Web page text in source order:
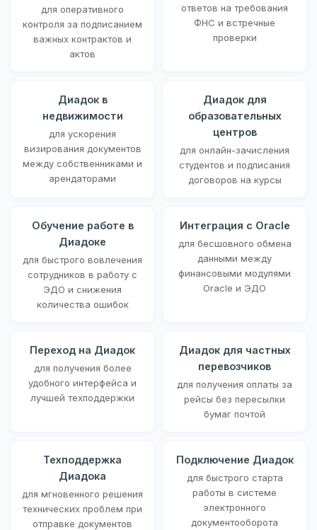
для оперативного
контроля за подписанием
важных контрактов и
актов
ответов на требования
ФНС и встречные
проверки
Диадок в
недвижимости
для ускорения
визирования документов
между собственниками и
арендаторами
Диадок для
образовательных
центров
для онлайн-зачисления
студентов и подписания
договоров на курсы
Обучение работе в
Диадоке
для быстрого вовлечения
сотрудников в работу с
ЭДО и снижения
количества ошибок
Интеграция с Oracle
для бесшовного обмена
данными между
финансовыми модулями
Oracle и ЭДО
Переход на Диадок
для получения более
удобного интерфейса и
лучшей техподдержки
Диадок для частных
перевозчиков
для получения оплаты за
рейсы без пересылки
бумаг почтой
Техподдержка
Диадока
для мгновенного решения
технических проблем при
отправке документов
Подключение Диадок
для быстрого старта
работы в системе
электронного
документооборота